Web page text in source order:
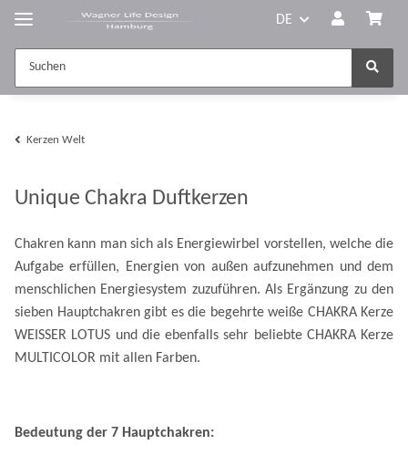
DE
Kerzen Welt
Unique Chakra Duftkerzen
Chakren kann man sich als Energiewirbel vorstellen, welche die
Aufgabe erfüllen, Energien von außen aufzunehmen und dem
menschlichen Energiesystem zuzuführen. Als Ergänzung zu den
sieben Hauptchakren gibt es die begehrte weiße CHAKRA Kerze
WEISSER LOTUS und die ebenfalls sehr beliebte CHAKRA Kerze
MULTICOLOR mit allen Farben.
Bedeutung der 7 Hauptchakren: